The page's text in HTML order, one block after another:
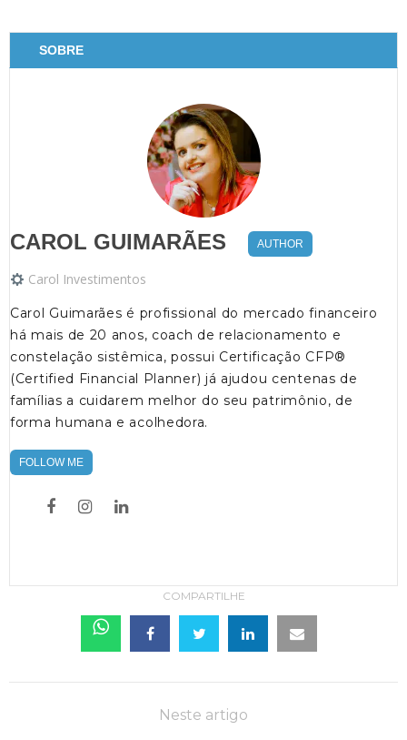
SOBRE
CAROL GUIMARÃES AUTHOR
Carol Investimentos
Carol Guimarães é profissional do mercado financeiro
há mais de 20 anos, coach de relacionamento e
constelação sistêmica, possui Certificação CFP®
(Certified Financial Planner) já ajudou centenas de
famílias a cuidarem melhor do seu patrimônio, de
forma humana e acolhedora.
FOLLOW ME
COMPARTILHE
Neste artigo